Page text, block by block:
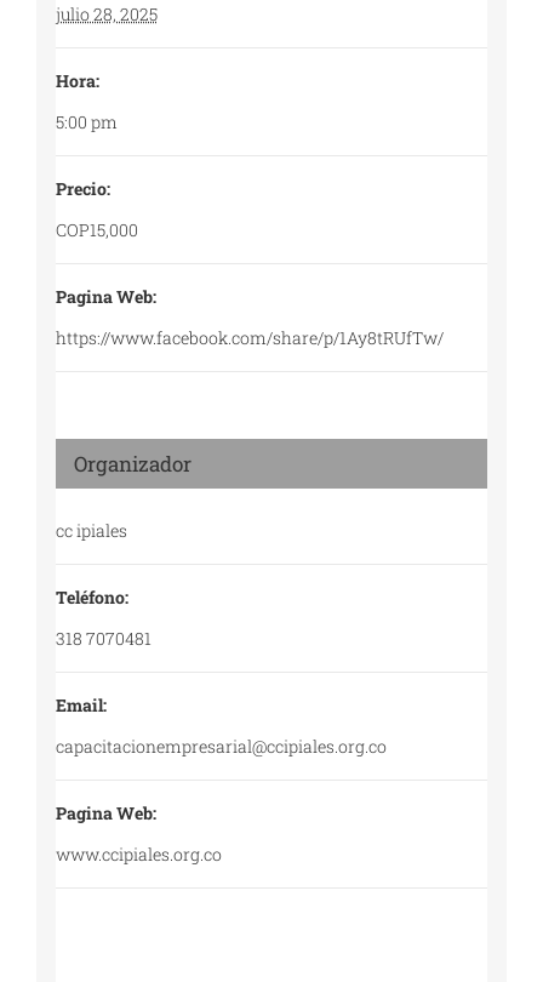
julio 28, 2025
Hora:
5:00 pm
Precio:
COP15,000
Pagina Web:
https://www.facebook.com/share/p/1Ay8tRUfTw/
Organizador
cc ipiales
Teléfono:
318 7070481
Email:
capacitacionempresarial@ccipiales.org.co
Pagina Web:
www.ccipiales.org.co